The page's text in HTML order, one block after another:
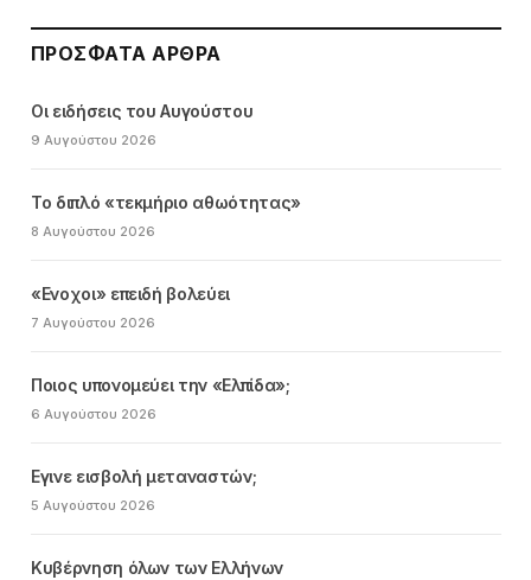
ΠΡΌΣΦΑΤΑ ΆΡΘΡΑ
Οι ειδήσεις του Αυγούστου
9 Αυγούστου 2026
Το διπλό «τεκμήριο αθωότητας»
8 Αυγούστου 2026
«Ενοχοι» επειδή βολεύει
7 Αυγούστου 2026
Ποιος υπονομεύει την «Ελπίδα»;
6 Αυγούστου 2026
Εγινε εισβολή μεταναστών;
5 Αυγούστου 2026
Κυβέρνηση όλων των Ελλήνων